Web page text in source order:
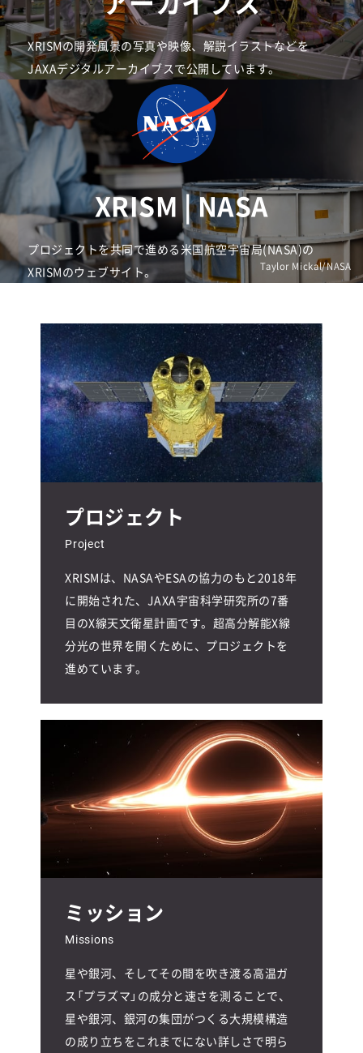
XRISMの開発風景の写真や映像、解説イラストなどを
JAXAデジタルアーカイブスで公開しています。
XRISM | NASA
プロジェクトを共同で進める米国航空宇宙局(NASA)の
XRISMのウェブサイト。
Taylor Mickal/NASA
プロジェクト
Project
XRISMは、NASAやESAの協力のもと2018年
に開始された、JAXA宇宙科学研究所の7番
目のX線天文衛星計画です。超高分解能X線
分光の世界を開くために、プロジェクトを
進めています。
ミッション
Missions
星や銀河、そしてその間を吹き渡る高温ガ
ス「プラズマ」の成分と速さを測ることで、
星や銀河、銀河の集団がつくる大規模構造
の成り立ちをこれまでにない詳しさで明ら